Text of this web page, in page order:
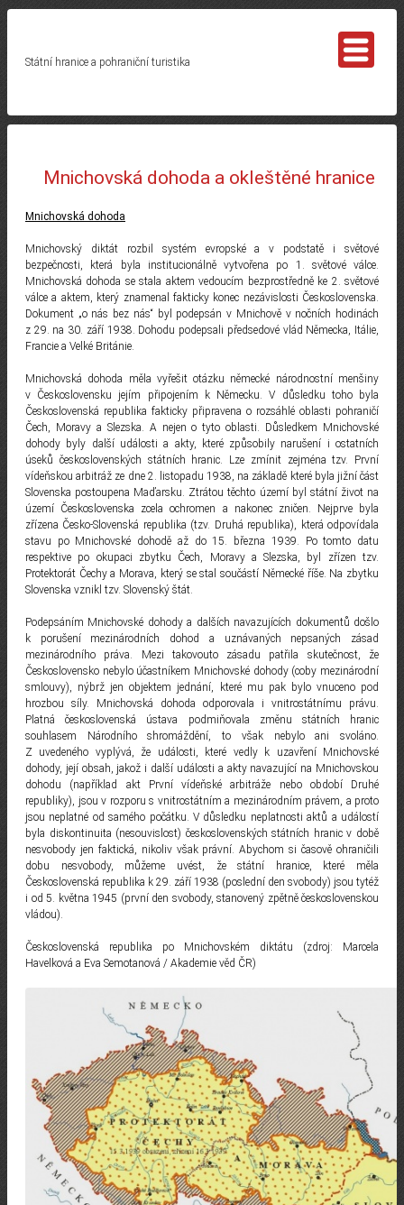
Státní hranice a pohraniční turistika
Mnichovská dohoda a okleštěné hranice
Mnichovská dohoda
Mnichovský diktát rozbil systém evropské a v podstatě i světové
bezpečnosti, která byla institucionálně vytvořena po 1. světové válce.
Mnichovská dohoda se stala aktem vedoucím bezprostředně ke 2. světové
válce a aktem, který znamenal fakticky konec nezávislosti Československa.
Dokument „o nás bez nás“ byl podepsán v Mnichově v nočních hodinách
z 29. na 30. září 1938. Dohodu podepsali předsedové vlád Německa, Itálie,
Francie a Velké Británie.
Mnichovská dohoda měla vyřešit otázku německé národnostní menšiny
v Československu jejím připojením k Německu. V důsledku toho byla
Československá republika fakticky připravena o rozsáhlé oblasti pohraničí
Čech, Moravy a Slezska. A nejen o tyto oblasti. Důsledkem Mnichovské
dohody byly další události a akty, které způsobily narušení i ostatních
úseků československých státních hranic. Lze zmínit zejména tzv. První
vídeňskou arbitráž ze dne 2. listopadu 1938, na základě které byla jižní část
Slovenska postoupena Maďarsku. Ztrátou těchto území byl státní život na
území Československa zcela ochromen a nakonec zničen. Nejprve byla
zřízena Česko-Slovenská republika (tzv. Druhá republika), která odpovídala
stavu po Mnichovské dohodě až do 15. března 1939. Po tomto datu
respektive po okupaci zbytku Čech, Moravy a Slezska, byl zřízen tzv.
Protektorát Čechy a Morava, který se stal součástí Německé říše. Na zbytku
Slovenska vznikl tzv. Slovenský štát.
Podepsáním Mnichovské dohody a dalších navazujících dokumentů došlo
k porušení mezinárodních dohod a uznávaných nepsaných zásad
mezinárodního práva. Mezi takovouto zásadu patřila skutečnost, že
Československo nebylo účastníkem Mnichovské dohody (coby mezinárodní
smlouvy), nýbrž jen objektem jednání, které mu pak bylo vnuceno pod
hrozbou síly. Mnichovská dohoda odporovala i vnitrostátnímu právu.
Platná československá ústava podmiňovala změnu státních hranic
souhlasem Národního shromáždění, to však nebylo ani svoláno.
Z uvedeného vyplývá, že události, které vedly k uzavření Mnichovské
dohody, její obsah, jakož i další události a akty navazující na Mnichovskou
dohodu (například akt První vídeňské arbitráže nebo období Druhé
republiky), jsou v rozporu s vnitrostátním a mezinárodním právem, a proto
jsou neplatné od samého počátku. V důsledku neplatnosti aktů a událostí
byla diskontinuita (nesouvislost) československých státních hranic v době
nesvobody jen faktická, nikoliv však právní. Abychom si časově ohraničili
dobu nesvobody, můžeme uvést, že státní hranice, které měla
Československá republika k 29. září 1938 (poslední den svobody) jsou tytéž
i od 5. května 1945 (první den svobody, stanovený zpětně československou
vládou).
Československá republika po Mnichovském diktátu (zdroj: Marcela
Havelková a Eva Semotanová / Akademie věd ČR)